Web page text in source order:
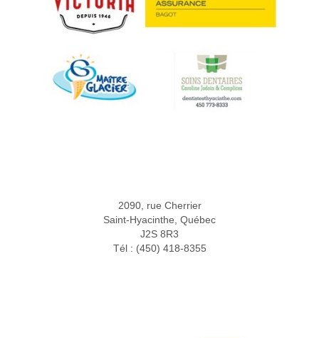
2090, rue Cherrier
Saint-Hyacinthe, Québec
J2S 8R3
Tél : (450) 418-8355